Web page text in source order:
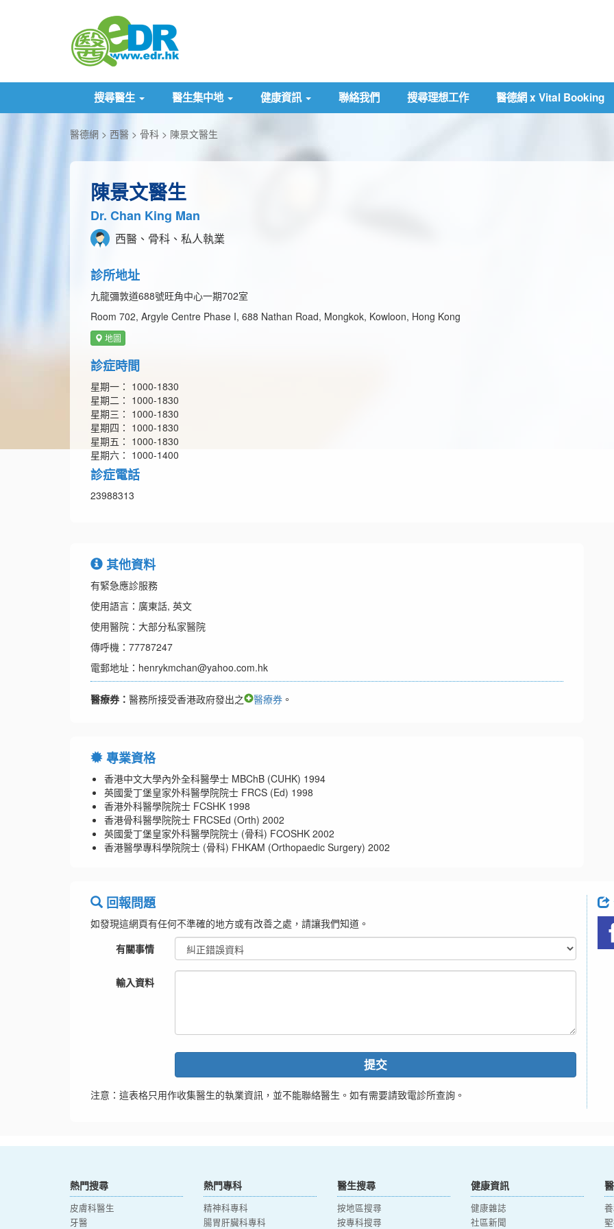
搜尋醫生 醫生集中地 健康資訊 聯絡我們 搜尋理想工作 醫德網 x Vital Booking
醫德網 西醫 骨科 陳景文醫生
陳景文醫生
Dr. Chan King Man
西醫、骨科、私人執業
診所地址
九龍彌敦道688號旺角中心一期702室
Room 702, Argyle Centre Phase I, 688 Nathan Road, Mongkok, Kowloon, Hong Kong
地圖
診症時間
星期一： 1000-1830
星期二： 1000-1830
星期三： 1000-1830
星期四： 1000-1830
星期五： 1000-1830
星期六： 1000-1400
診症電話
23988313
其他資料
有緊急應診服務
使用語言：廣東話, 英文
使用醫院：大部分私家醫院
傳呼機：77787247
電郵地址：henrykmchan@yahoo.com.hk
醫療券： 醫務所接受香港政府發出之 醫療券 。
專業資格
香港中文大學內外全科醫學士 MBChB (CUHK) 1994
英國愛丁堡皇家外科醫學院院士 FRCS (Ed) 1998
香港外科醫學院院士 FCSHK 1998
香港骨科醫學院院士 FRCSEd (Orth) 2002
英國愛丁堡皇家外科醫學院院士 (骨科) FCOSHK 2002
香港醫學專科學院院士 (骨科) FHKAM (Orthopaedic Surgery) 2002
回報問題
如發現這網頁有任何不準確的地方或有改善之處，請讓我們知道。
有關事情
輸入資料
提交
注意：這表格只用作收集醫生的執業資訊，並不能聯絡醫生。如有需要請致電診所查詢。
熱門搜尋
皮膚科醫生
牙醫
熱門專科
精神科專科
腸胃肝臟科專科
醫生搜尋
按地區搜尋
按專科搜尋
健康資訊
健康雜誌
社區新聞